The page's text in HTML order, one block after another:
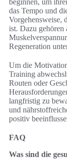
das Tempo und
Vorgehensweise,
ist. Dazu
Regeneration
Um die
Training
Routen oder
langfristig zu
und
positiv
FAQ
Was sind die